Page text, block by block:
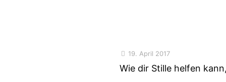
19. April 2017
Wie dir Stille helfen